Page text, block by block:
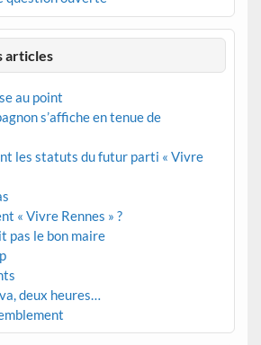
articles
au point
s’affiche en tenue de
les statuts du futur parti « Vivre
« Vivre Rennes » ?
pas le bon maire
deux heures…